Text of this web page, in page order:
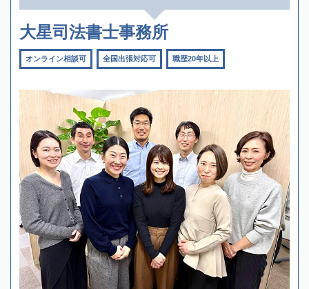
大星司法書士事務所
オンライン相談可 全国出張対応可 職歴20年以上